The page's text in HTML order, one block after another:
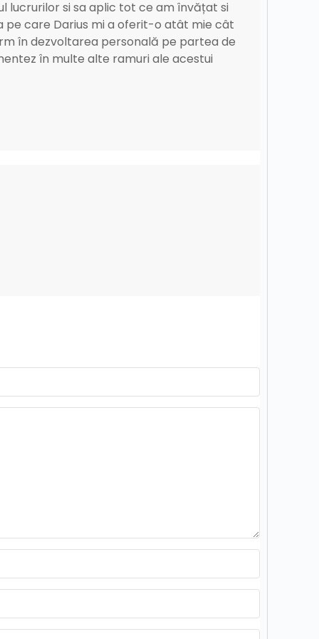
lucrurilor si sa aplic tot ce am învățat si
pe care Darius mi a oferit-o atât mie cât
în dezvoltarea personală pe partea de
în multe alte ramuri ale acestui